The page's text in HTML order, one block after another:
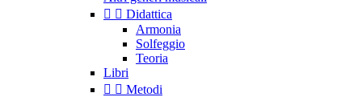
  Didattica
Armonia
Solfeggio
Teoria
Libri
  Metodi